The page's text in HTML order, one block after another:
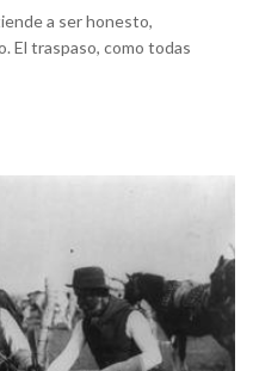
a ser honesto,
El traspaso, como todas